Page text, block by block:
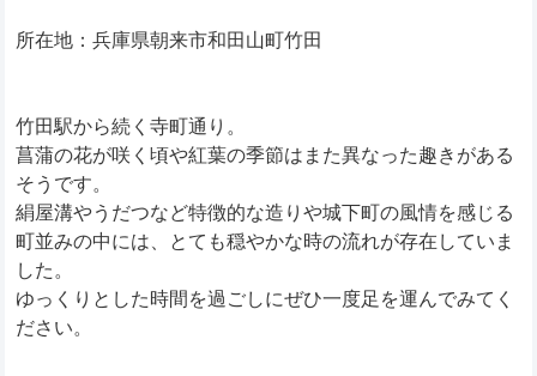
所在地：兵庫県朝来市和田山町竹田
竹田駅から続く寺町通り。
菖蒲の花が咲く頃や紅葉の季節はまた異なった趣きがある
そうです。
絹屋溝やうだつなど特徴的な造りや城下町の風情を感じる
町並みの中には、とても穏やかな時の流れが存在していま
した。
ゆっくりとした時間を過ごしにぜひ一度足を運んでみてく
ださい。